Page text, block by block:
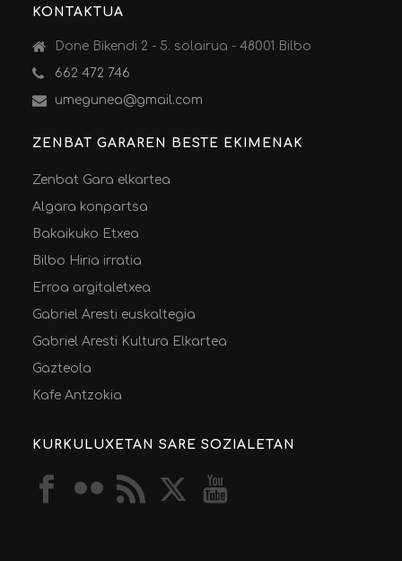
KONTAKTUA
Done Bikendi 2 - 5. solairua - 48001 Bilbo
662 472 746
umegunea@gmail.com
ZENBAT GARAREN BESTE EKIMENAK
Zenbat Gara elkartea
Algara konpartsa
Bakaikuko Etxea
Bilbo Hiria irratia
Erroa argitaletxea
Gabriel Aresti euskaltegia
Gabriel Aresti Kultura Elkartea
Gazteola
Kafe Antzokia
KURKULUXETAN SARE SOZIALETAN